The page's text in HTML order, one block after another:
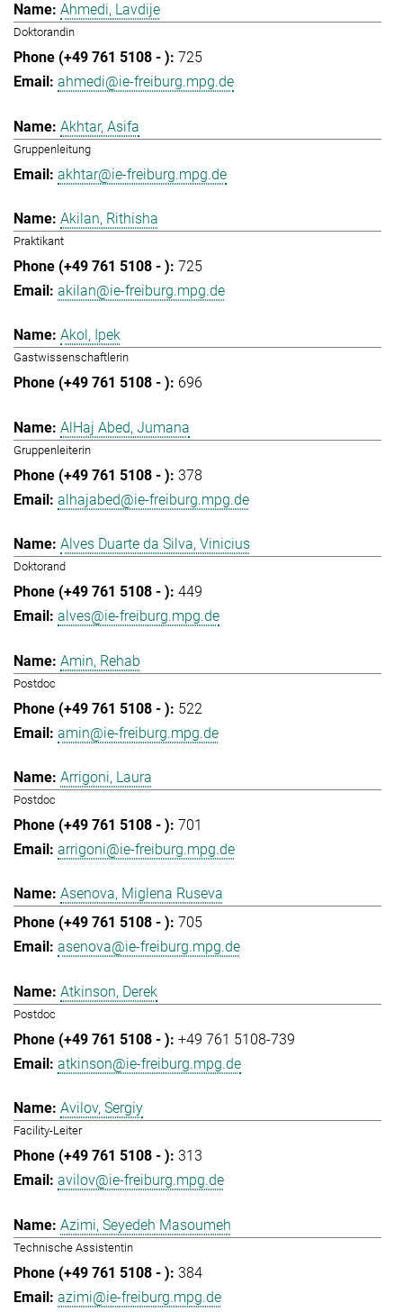
Ahmedi, Lavdije
Doktorandin
725
ahmedi@ie-freiburg.mpg.de
Akhtar, Asifa
Gruppenleitung
akhtar@ie-freiburg.mpg.de
Akilan, Rithisha
Praktikant
725
akilan@ie-freiburg.mpg.de
Akol, Ipek
Gastwissenschaftlerin
696
AlHaj Abed, Jumana
Gruppenleiterin
378
alhajabed@ie-freiburg.mpg.de
Alves Duarte da Silva, Vinicius
Doktorand
449
alves@ie-freiburg.mpg.de
Amin, Rehab
Postdoc
522
amin@ie-freiburg.mpg.de
Arrigoni, Laura
Postdoc
701
arrigoni@ie-freiburg.mpg.de
Asenova, Miglena Ruseva
705
asenova@ie-freiburg.mpg.de
Atkinson, Derek
Postdoc
+49 761 5108-739
atkinson@ie-freiburg.mpg.de
Avilov, Sergiy
Facility-Leiter
313
avilov@ie-freiburg.mpg.de
Azimi, Seyedeh Masoumeh
Technische Assistentin
384
azimi@ie-freiburg.mpg.de